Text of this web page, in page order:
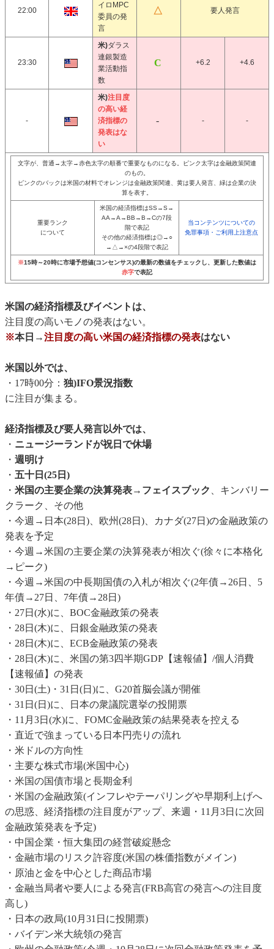
22:00
イロMPC
委員の発
言
要人発言
23:30
米)ダラス
連銀製造
業活動指
数
+6.2 +4.6
-
米)注目度
の高い経
済指標の
発表はな
い
- -
文字が、普通→太字→赤色太字の順番で重要なものになる。ピンク太字は金融政策関連
のもの。
ピンクのバックは米国の材料でオレンジは金融政策関連、黄は要人発言、緑は企業の決
算を表す。
重要ランク
について
米国の経済指標はSS→S→
AA→A→BB→B→Cの7段
階で表記
その他の経済指標は◎→○
→△→×の4段階で表記
当コンテンツについての
免罪事項・ご利用上注意点
※15時～20時に市場予想値(コンセンサス)の最新の数値をチェックし、更新した数値は
赤字で表記
米国の経済指標及びイベントは、
注目度の高いモノの発表はない。
※本日→注目度の高い米国の経済指標の発表はない
米国以外では、
・17時00分： 独)IFO景況指数
に注目が集まる。
経済指標及び要人発言以外では、
・ ニュージーランドが祝日で休場
・ 週明け
・ 五十日(25日)
・ 米国の主要企業の決算発表→ フェイスブック 、キンバリー
クラーク、その他
・今週→日本(28日)、欧州(28日)、カナダ(27日)の金融政策の
発表を予定
・今週→米国の主要企業の決算発表が相次ぐ(徐々に本格化
→ピーク)
・今週→米国の中長期国債の入札が相次ぐ(2年債→26日、5
年債→27日、7年債→28日)
・27日(水)に、BOC金融政策の発表
・28日(木)に、日銀金融政策の発表
・28日(木)に、ECB金融政策の発表
・28日(木)に、米国の第3四半期GDP【速報値】/個人消費
【速報値】の発表
・30日(土)・31日(日)に、G20首脳会議が開催
・31日(日)に、日本の衆議院選挙の投開票
・11月3日(水)に、FOMC金融政策の結果発表を控える
・直近で強まっている日本円売りの流れ
・米ドルの方向性
・主要な株式市場(米国中心)
・米国の国債市場と長期金利
・米国の金融政策(インフレやテーパリングや早期利上げへ
の思惑、経済指標の注目度がアップ、来週・11月3日に次回
金融政策発表を予定)
・中国企業・恒大集団の経営破綻懸念
・金融市場のリスク許容度(米国の株価指数がメイン)
・原油と金を中心とした商品市場
・金融当局者や要人による発言(FRB高官の発言への注目度
高し)
・日本の政局(10月31日に投開票)
・バイデン米大統領の発言